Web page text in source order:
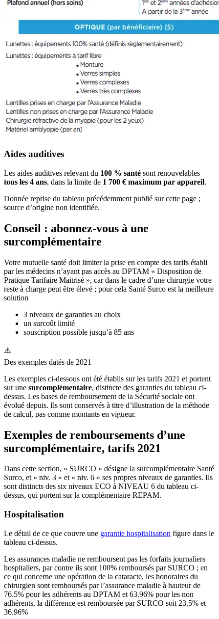
Aides auditives
Les aides auditives relevant du 100 % santé sont renouvelables
tous les 4 ans, dans la limite de 1 700 € maximum par appareil.
Donnée reprise du tableau précédemment publié sur cette page ;
source d’origine non identifiée.
Conseil : abonnez-vous à une
surcomplémentaire
Votre mutuelle santé doit limiter la prise en compte des tarifs établi
par les médecins n’ayant pas accès au DPTAM « Disposition de
Pratique Tarifaire Maitrisé », car dans le cadre d’une chirurgie votre
reste à charge peut être élevé ; pour cela Santé Surco est la meilleure
solution
3 niveaux de garanties au choix
un surcoût limité
souscription possible jusqu’à 85 ans
⚠️
Des exemples datés de 2021
Les exemples ci-dessous ont été établis sur les tarifs 2021 et portent
sur une surcomplémentaire, distincte des garanties du tableau ci-
dessus. Les bases de remboursement de la Sécurité sociale ont
évolué depuis. Ils sont conservés à titre d’illustration de la méthode
de calcul, pas comme montants en vigueur.
Exemples de remboursements d’une
surcomplémentaire, tarifs 2021
Dans cette section, « SURCO » désigne la surcomplémentaire Santé
Surco, et « niv. 3 » et « niv. 6 » ses propres niveaux de garanties. Ils
sont distincts des six niveaux ECO à NIVEAU 6 du tableau ci-
dessus, qui portent sur la complémentaire REPAM.
Hospitalisation
Le détail de ce que couvre une garantie hospitalisation figure dans le
tableau ci-dessus.
Les assurances maladie ne remboursent pas les forfaits journaliers
hospitaliers, par contre ils sont 100% remboursés par SURCO ; en
ce qui concerne une opération de la cataracte, les honoraires du
chirurgien sont remboursés par l’assurance maladie à hauteur de
76.5% pour les adhérents au DPTAM et 63.96% pour les non
adhérents, la différence est remboursée par SURCO soit 23.5% et
36.96%